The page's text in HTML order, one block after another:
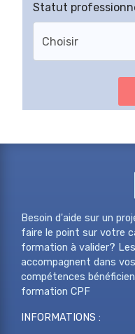
Statut
Besoin d'aide sur un
faire le point sur votre
formation à valider?
accompagnent dans
compétences
formation CPF
INFORMATIONS :